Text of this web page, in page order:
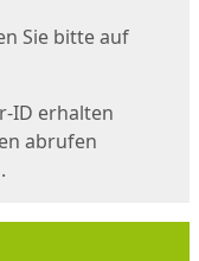
Sie bitte auf
ID erhalten
abrufen